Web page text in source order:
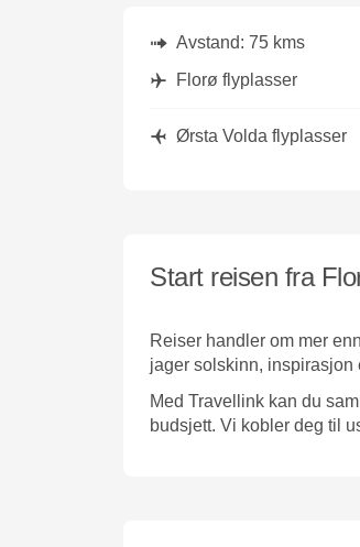
Avstand: 75 kms
Florø flyplasser
Ørsta Volda flyplasser
Start reisen fra
Reiser handler om mer
jager solskinn, inspirasjon
Med Travellink kan du
budsjett. Vi kobler deg til